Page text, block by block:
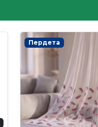
Интериорни врати